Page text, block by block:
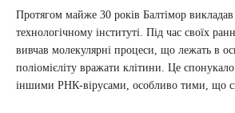
Протягом майже 30 років Балтімор
технологічному інституті. Під час своїх
вивчав молекулярні процеси, що лежать в
поліомієліту вражати клітини. Це
іншими РНК-вірусами, особливо тими, що